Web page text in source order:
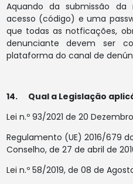
Aquando da submissão
acesso (código) e uma
que todas as notficações,
denunciante devem ser
plataforma do canal de
14. Qual a Legislação
Lei n.º 93/2021 de 20 Dezembro
Regulamento (UE) 2016/679
Conselho, de 27 de abril de
Lei n.º 58/2019, de 08 de